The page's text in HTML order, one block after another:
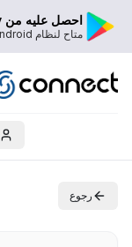
احصل عليه من Google Play
متاح لنظام Android
رجوع